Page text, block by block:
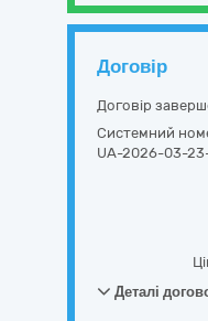
Договір
Договір
Системний
UA-2026-03-
Деталі